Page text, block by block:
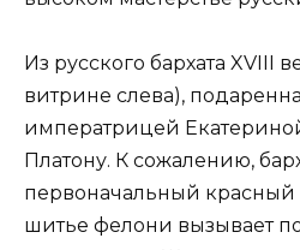
Из русского бархата XVIII
витрине слева),
императрицей
Платону. К сожалению,
первоначальный
шитье фелони вызывает